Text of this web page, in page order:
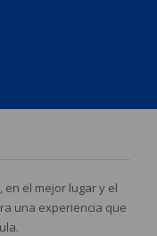
en el mejor lugar y el
una experiencia que